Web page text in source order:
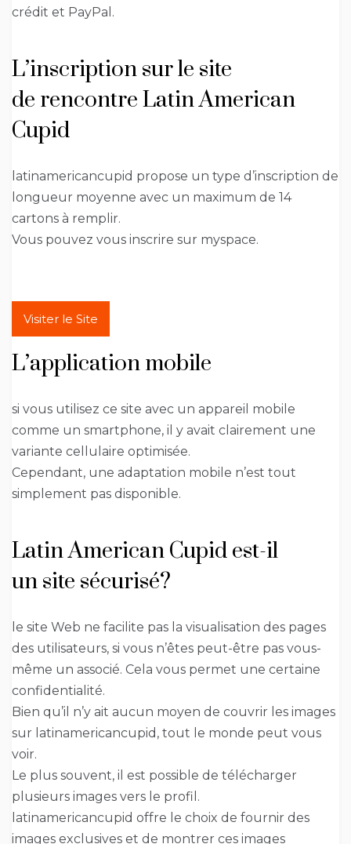
crédit et PayPal.
L’inscription sur le site
de rencontre Latin American
Cupid
latinamericancupid propose un type d’inscription de
longueur moyenne avec un maximum de 14
cartons à remplir.
Vous pouvez vous inscrire sur myspace.
Visiter le Site
L’application mobile
si vous utilisez ce site avec un appareil mobile
comme un smartphone, il y avait clairement une
variante cellulaire optimisée.
Cependant, une adaptation mobile n’est tout
simplement pas disponible.
Latin American Cupid est-il
un site sécurisé?
le site Web ne facilite pas la visualisation des pages
des utilisateurs, si vous n’êtes peut-être pas vous-
même un associé. Cela vous permet une certaine
confidentialité.
Bien qu’il n’y ait aucun moyen de couvrir les images
sur latinamericancupid, tout le monde peut vous
voir.
Le plus souvent, il est possible de télécharger
plusieurs images vers le profil.
latinamericancupid offre le choix de fournir des
images exclusives et de montrer ces images